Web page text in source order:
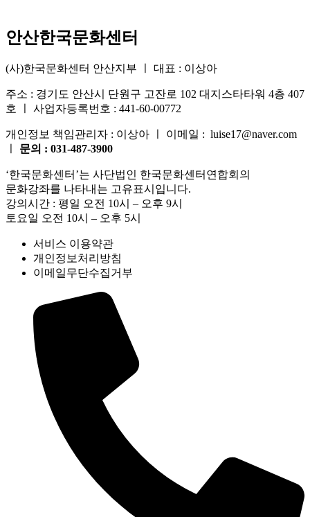
안산한국문화센터
(사)한국문화센터 안산지부 ㅣ 대표 : 이상아
주소 : 경기도 안산시 단원구 고잔로 102 대지스타타워 4층 407
호 ㅣ 사업자등록번호 : 441-60-00772
개인정보 책임관리자 : 이상아 ㅣ 이메일 : luise17@naver.com
문의 : 031-487-3900
‘한국문화센터’는 사단법인 한국문화센터연합회의
문화강좌를 나타내는 고유표시입니다.
강의시간 : 평일 오전 10시 – 오후 9시
토요일 오전 10시 – 오후 5시
서비스 이용약관
개인정보처리방침
이메일무단수집거부